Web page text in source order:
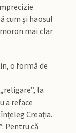
cum şi haosul
mai clar
o formă de
la
a reface
Creaţia.
: Pentru că